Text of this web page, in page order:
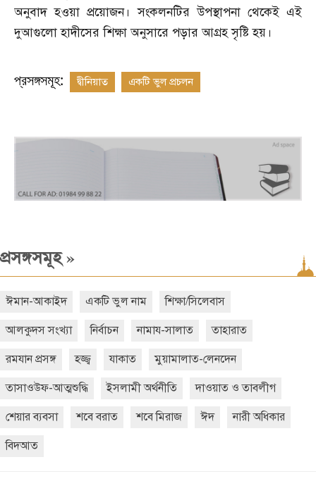
অনুবাদ হওয়া প্রয়োজন। সংকলনটির উপস্থাপনা থেকেই এই
দুআগুলো হাদীসের শিক্ষা অনুসারে পড়ার আগ্রহ সৃষ্টি হয়।
প্রসঙ্গসমূহ: দ্বীনিয়াত একটি ভুল প্রচলন
প্রসঙ্গসমূহ»
ঈমান-আকাইদ একটি ভুল নাম শিক্ষা/সিলেবাস
আলকুদস সংখ্যা নির্বাচন নামায-সালাত তাহারাত
রমযান প্রসঙ্গ হজ্জ্ব যাকাত মুয়ামালাত-লেনদেন
তাসাওউফ-আত্মশুদ্ধি ইসলামী অর্থনীতি দাওয়াত ও তাবলীগ
শেয়ার ব্যবসা শবে বরাত শবে মিরাজ ঈদ নারী অধিকার
বিদআত